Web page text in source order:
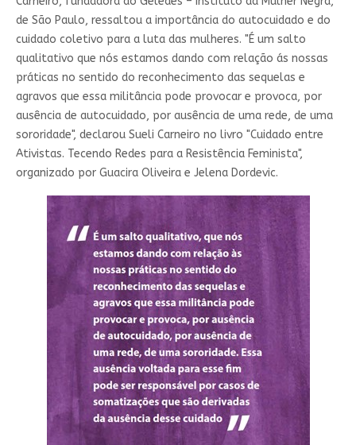
de São Paulo, ressaltou a importância do autocuidado e do
cuidado coletivo para a luta das mulheres. "É um salto
qualitativo que nós estamos dando com relação ás nossas
práticas no sentido do reconhecimento das sequelas e
agravos que essa militância pode provocar e provoca, por
ausência de autocuidado, por ausência de uma rede, de uma
sororidade", declarou Sueli Carneiro no livro "Cuidado entre
Ativistas. Tecendo Redes para a Resistência Feminista",
organizado por Guacira Oliveira e Jelena Dordevic.